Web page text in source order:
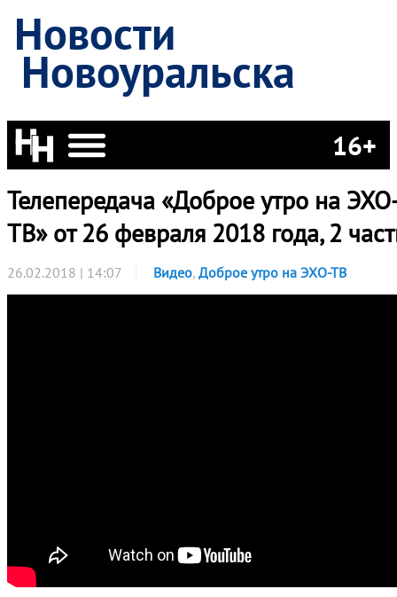
Новости
Новоуральска
16+
Телепередача «Доброе утро на
ТВ» от 26 февраля 2018 года, 2
26.02.2018 | 14:07 Видео, Доброе утро на ЭХО-ТВ